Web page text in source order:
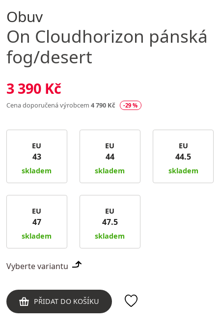
Obuv
On Cloudhorizon pánská
fog/desert
3 390 Kč
Cena doporučená výrobcem 4 790 Kč -29 %
EU
43
skladem
EU
44
skladem
EU
44.5
skladem
EU
47
skladem
EU
47.5
skladem
Vyberte variantu
PŘIDAT DO KOŠÍKU